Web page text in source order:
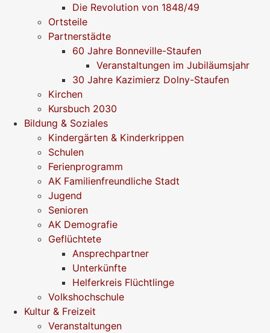
Die Revolution von 1848/49
Ortsteile
Partnerstädte
60 Jahre Bonneville-Staufen
Veranstaltungen im Jubiläumsjahr
30 Jahre Kazimierz Dolny-Staufen
Kirchen
Kursbuch 2030
Bildung & Soziales
Kindergärten & Kinderkrippen
Schulen
Ferienprogramm
AK Familienfreundliche Stadt
Jugend
Senioren
AK Demografie
Geflüchtete
Ansprechpartner
Unterkünfte
Helferkreis Flüchtlinge
Volkshochschule
Kultur & Freizeit
Veranstaltungen